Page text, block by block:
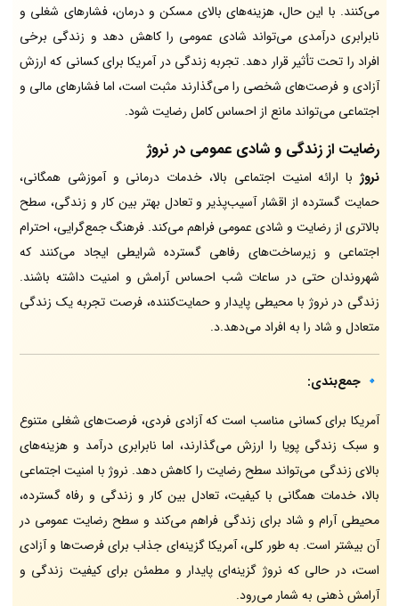
می‌کنند. با این حال، هزینه‌های بالای مسکن و درمان، فشارهای شغلی و
نابرابری درآمدی می‌تواند شادی عمومی را کاهش دهد و زندگی برخی
افراد را تحت تأثیر قرار دهد. تجربه زندگی در آمریکا برای کسانی که ارزش
آزادی و فرصت‌های شخصی را می‌گذارند مثبت است، اما فشارهای مالی و
اجتماعی می‌تواند مانع از احساس کامل رضایت شود.
رضایت از زندگی و شادی عمومی در نروژ
نروژ با ارائه امنیت اجتماعی بالا، خدمات درمانی و آموزشی همگانی،
حمایت گسترده از اقشار آسیب‌پذیر و تعادل بهتر بین کار و زندگی، سطح
بالاتری از رضایت و شادی عمومی فراهم می‌کند. فرهنگ جمع‌گرایی، احترام
اجتماعی و زیرساخت‌های رفاهی گسترده شرایطی ایجاد می‌کنند که
شهروندان حتی در ساعات شب احساس آرامش و امنیت داشته باشند.
زندگی در نروژ با محیطی پایدار و حمایت‌کننده، فرصت تجربه یک زندگی
متعادل و شاد را به افراد می‌دهد.د.
🔹 جمع‌بندی:
آمریکا برای کسانی مناسب است که آزادی فردی، فرصت‌های شغلی متنوع
و سبک زندگی پویا را ارزش می‌گذارند، اما نابرابری درآمد و هزینه‌های
بالای زندگی می‌تواند سطح رضایت را کاهش دهد. نروژ با امنیت اجتماعی
بالا، خدمات همگانی با کیفیت، تعادل بین کار و زندگی و رفاه گسترده،
محیطی آرام و شاد برای زندگی فراهم می‌کند و سطح رضایت عمومی در
آن بیشتر است. به طور کلی، آمریکا گزینه‌ای جذاب برای فرصت‌ها و آزادی
است، در حالی که نروژ گزینه‌ای پایدار و مطمئن برای کیفیت زندگی و
آرامش ذهنی به شمار می‌رود.